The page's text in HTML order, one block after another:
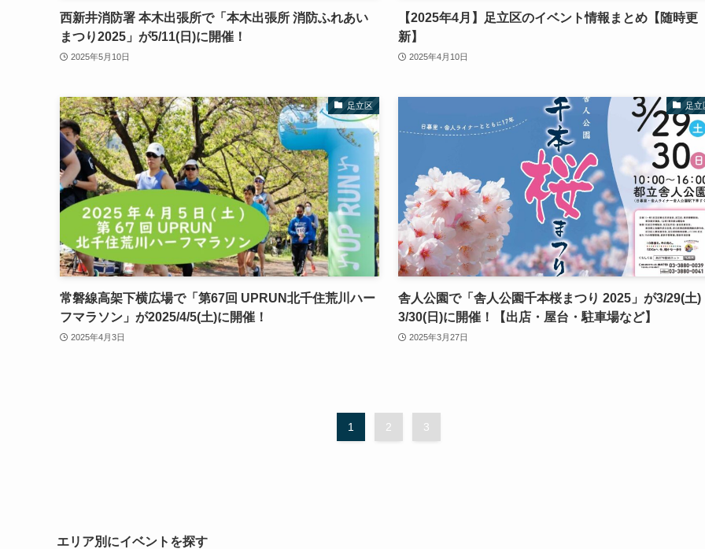
西新井消防署 本木出張所で「本木出張所 消防ふれあい
まつり2025」が5/11(日)に開催！
2025年5月10日
【2025年4月】足立区のイベント情報まとめ【随時更
新】
2025年4月10日
足立区
常磐線高架下横広場で「第67回 UPRUN北千住荒川ハー
フマラソン」が2025/4/5(土)に開催！
2025年4月3日
足立
舎人公園で「舎人公園千本桜まつり 2025」が3/29(土)
3/30(日)に開催！【出店・屋台・駐車場など】
2025年3月27日
1 2 3
エリア別にイベントを探す